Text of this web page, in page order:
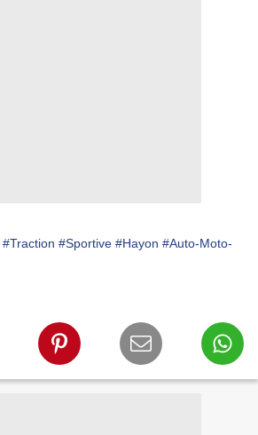
#Traction #Sportive #Hayon #Auto-Moto-